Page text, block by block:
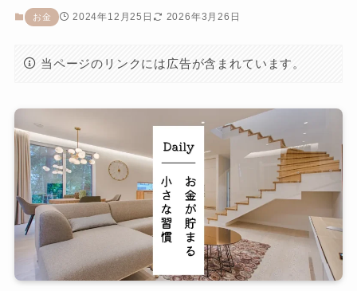
お金 2024年12月25日 2026年3月26日
当ページのリンクには広告が含まれています。